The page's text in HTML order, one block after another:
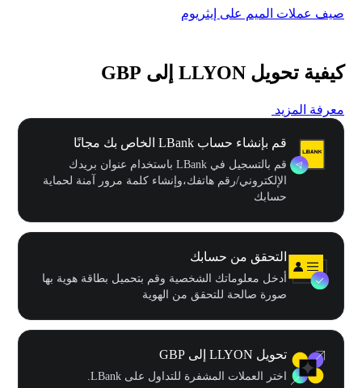
صيف عملات الميم على إيثريوم
كيفية تحويل LLYON إلى GBP
معرفة المزيد
قم بإنشاء حساب LBank الخاص بك مجانًا
قم بالتسجيل في LBank باستخدام عنوان بريدك
الإلكتروني/رقم هاتفك،وإنشاء كلمة مرور آمنة لحماية
حسابك
التحقق من حسابك
أدخل معلوماتك الشخصية وقم بتحميل بطاقة هوية بها
صورة صالحة للتحقق من الهوية
تحويل LLYON إلى GBP
اختر العملات المشفرة للتداول على LBank.